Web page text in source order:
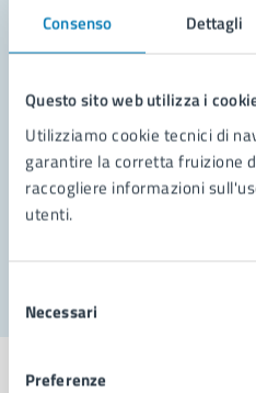
Consenso Dettagli
Questo sito web utilizza i
Utilizziamo cookie tecnici di
garantire la corretta fruizione
raccogliere informazioni
utenti.
delNecessari
Preferenze
Leggi le domande
Richiedi assistenza
Prenota appuntamento
Problemi in città